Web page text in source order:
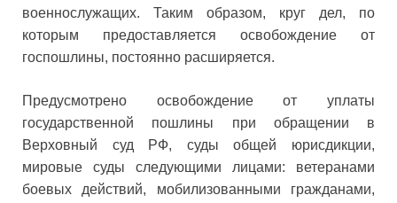
военнослужащих. Таким образом, круг дел, по
которым предоставляется освобождение от
госпошлины, постоянно расширяется.
Предусмотрено освобождение от уплаты
государственной пошлины при обращении в
Верховный суд РФ, суды общей юрисдикции,
мировые суды следующими лицами: ветеранами
боевых действий, мобилизованными гражданами,